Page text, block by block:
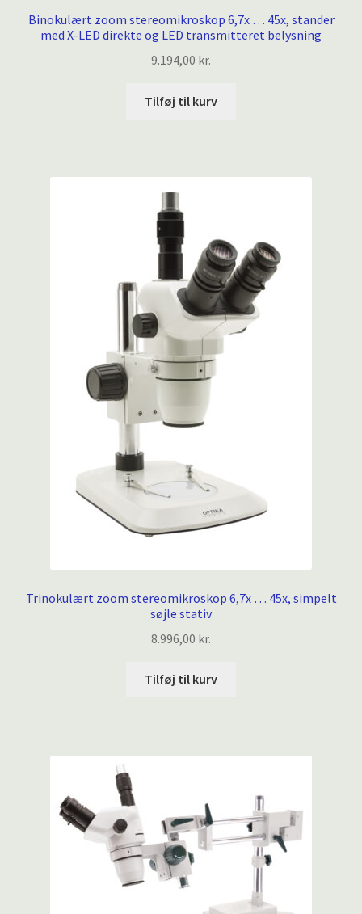
Binokulært zoom stereomikroskop 6,7x … 45x, stander
med X-LED direkte og LED transmitteret belysning
9.194,00 kr.
Tilføj til kurv
Trinokulært zoom stereomikroskop 6,7x … 45x, simpelt
søjle stativ
8.996,00 kr.
Tilføj til kurv